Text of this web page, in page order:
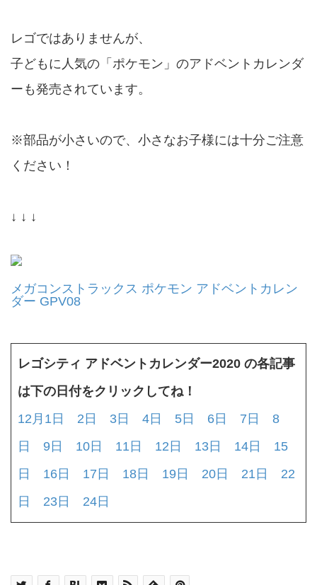
レゴではありませんが、
子どもに人気の「ポケモン」のアドベントカレンダ
ーも発売されています。
※部品が小さいので、小さなお子様には十分ご注意
ください！
↓ ↓ ↓
メガコンストラックス ポケモン アドベントカレン
ダー GPV08
レゴシティ アドベントカレンダー2020 の各記事
は下の日付をクリックしてね！
12月1日
2日 3日 4日 5日 6日 7日
8
日
9日 10日 11日 12日 13日 14日
15
日
16日 17日 18日 19日 20日 21日
22
日
23日 24日